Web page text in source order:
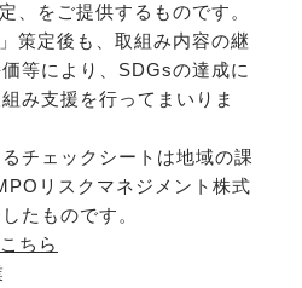
、をご提供するものです。
策定後も、取組み内容の継
等により、SDGsの達成に
み支援を行ってまいりま
チェックシートは地域の課
リスクマネジメント株式
たものです。
ちら